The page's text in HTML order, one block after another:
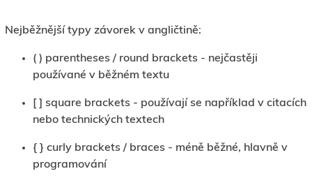
Nejběžnější typy závorek v angličtině:
( ) parentheses / round brackets - nejčastěji
používané v běžném textu
[ ] square brackets - používají se například v citacích
nebo technických textech
{ } curly brackets / braces - méně běžné, hlavně v
programování